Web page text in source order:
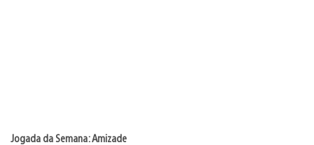
Jogada da Semana: Amizade